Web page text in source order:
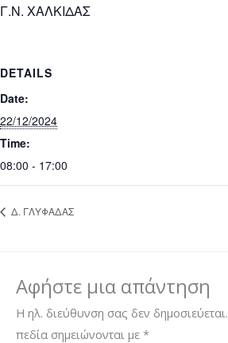
Γ.Ν. ΧΑΛΚΙΔΑΣ
DETAILS
Date:
22/12/2024
Time:
08:00 - 17:00
Δ. ΓΛΥΦΑΔΑΣ
Αφήστε μια απάντηση
Η ηλ. διεύθυνση σας δεν δημοσιεύεται.
πεδία σημειώνονται με *